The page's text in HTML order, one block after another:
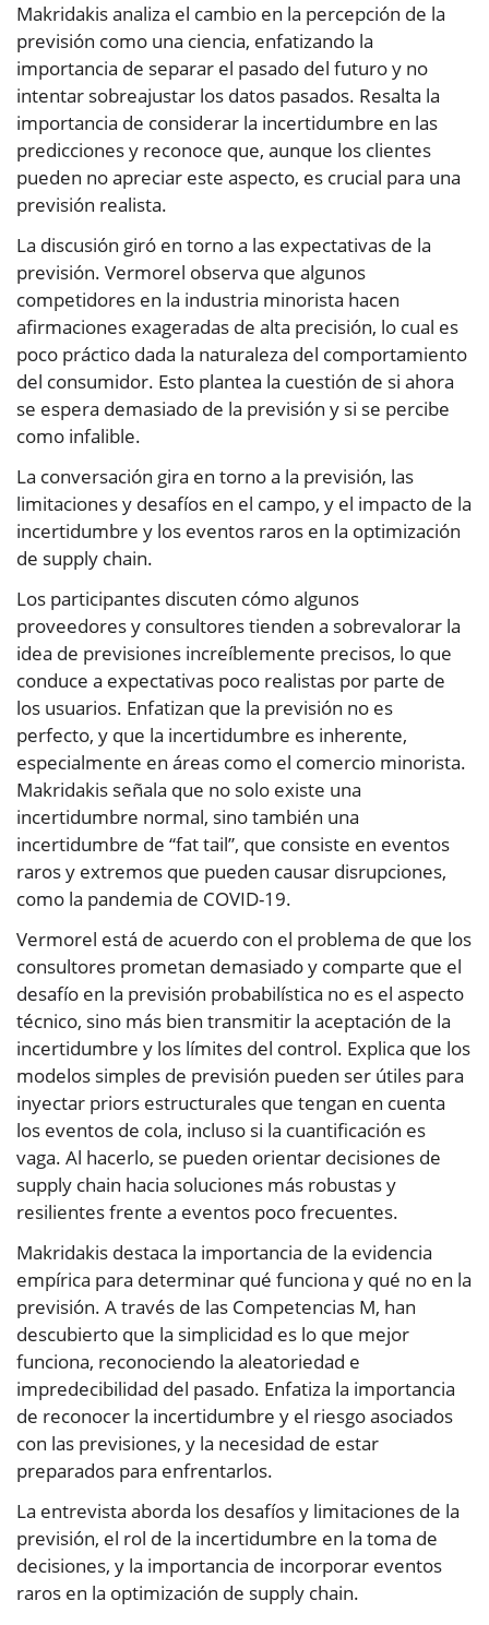
Makridakis analiza el cambio en la percepción de la
previsión como una ciencia, enfatizando la
importancia de separar el pasado del futuro y no
intentar sobreajustar los datos pasados. Resalta la
importancia de considerar la incertidumbre en las
predicciones y reconoce que, aunque los clientes
pueden no apreciar este aspecto, es crucial para una
previsión realista.
La discusión giró en torno a las expectativas de la
previsión. Vermorel observa que algunos
competidores en la industria minorista hacen
afirmaciones exageradas de alta precisión, lo cual es
poco práctico dada la naturaleza del comportamiento
del consumidor. Esto plantea la cuestión de si ahora
se espera demasiado de la previsión y si se percibe
como infalible.
La conversación gira en torno a la previsión, las
limitaciones y desafíos en el campo, y el impacto de la
incertidumbre y los eventos raros en la optimización
de supply chain.
Los participantes discuten cómo algunos
proveedores y consultores tienden a sobrevalorar la
idea de previsiones increíblemente precisos, lo que
conduce a expectativas poco realistas por parte de
los usuarios. Enfatizan que la previsión no es
perfecto, y que la incertidumbre es inherente,
especialmente en áreas como el comercio minorista.
Makridakis señala que no solo existe una
incertidumbre normal, sino también una
incertidumbre de “fat tail”, que consiste en eventos
raros y extremos que pueden causar disrupciones,
como la pandemia de COVID-19.
Vermorel está de acuerdo con el problema de que los
consultores prometan demasiado y comparte que el
desafío en la previsión probabilística no es el aspecto
técnico, sino más bien transmitir la aceptación de la
incertidumbre y los límites del control. Explica que los
modelos simples de previsión pueden ser útiles para
inyectar priors estructurales que tengan en cuenta
los eventos de cola, incluso si la cuantificación es
vaga. Al hacerlo, se pueden orientar decisiones de
supply chain hacia soluciones más robustas y
resilientes frente a eventos poco frecuentes.
Makridakis destaca la importancia de la evidencia
empírica para determinar qué funciona y qué no en la
previsión. A través de las Competencias M, han
descubierto que la simplicidad es lo que mejor
funciona, reconociendo la aleatoriedad e
impredecibilidad del pasado. Enfatiza la importancia
de reconocer la incertidumbre y el riesgo asociados
con las previsiones, y la necesidad de estar
preparados para enfrentarlos.
La entrevista aborda los desafíos y limitaciones de la
previsión, el rol de la incertidumbre en la toma de
decisiones, y la importancia de incorporar eventos
raros en la optimización de supply chain.